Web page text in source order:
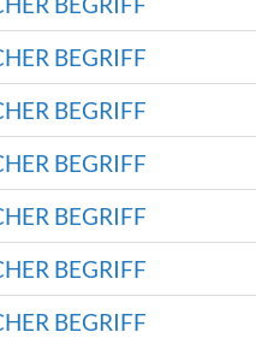
BEGRIFF
BEGRIFF
BEGRIFF
BEGRIFF
BEGRIFF
BEGRIFF